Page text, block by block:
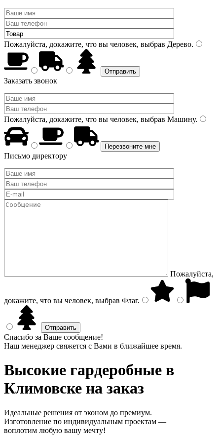
Пожалуйста, докажите, что вы человек, выбрав Дерево.
Заказать звонок
Пожалуйста, докажите, что вы человек, выбрав Машину.
Письмо директору
Пожалуйста,
докажите, что вы человек, выбрав Флаг.
Спасибо за Ваше сообщение!
Наш менеджер свяжется с Вами в ближайшее время.
Высокие гардеробные в
Климовске на заказ
Идеальные решения от эконом до премиум.
Изготовление по индивидуальным проектам —
воплотим любую вашу мечту!